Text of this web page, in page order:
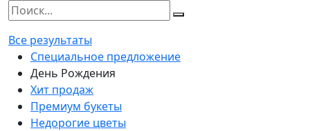
Все результаты
Специальное предложение
День Рождения
Хит продаж
Премиум букеты
Недорогие цветы